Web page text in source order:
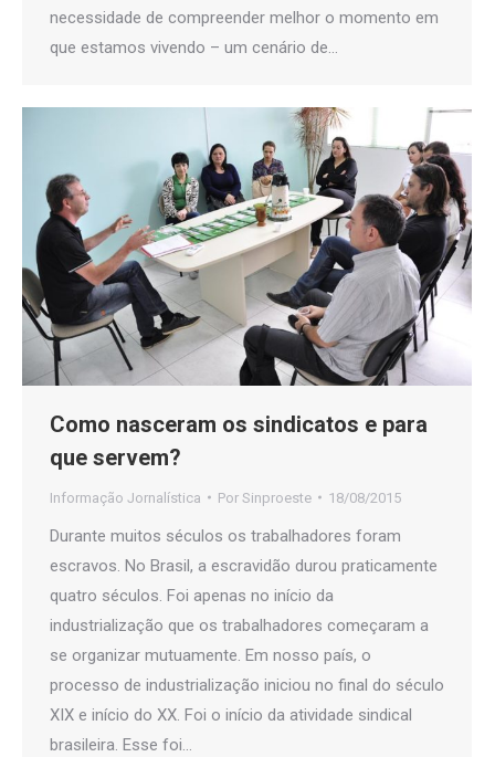
necessidade de compreender melhor o momento em
que estamos vivendo – um cenário de…
Como nasceram os sindicatos e para
que servem?
Informação Jornalística Por Sinproeste 18/08/2015
Durante muitos séculos os trabalhadores foram
escravos. No Brasil, a escravidão durou praticamente
quatro séculos. Foi apenas no início da
industrialização que os trabalhadores começaram a
se organizar mutuamente. Em nosso país, o
processo de industrialização iniciou no final do século
XIX e início do XX. Foi o início da atividade sindical
brasileira. Esse foi…